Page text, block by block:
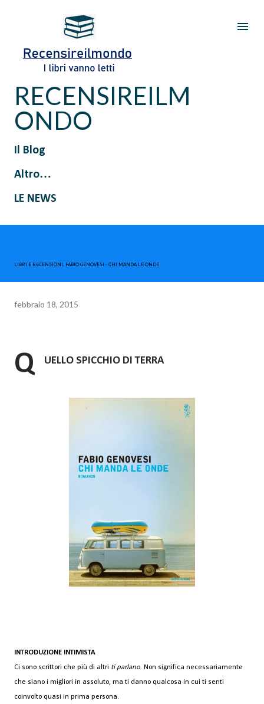
Passa ai contenuti principali
RECENSIREILM
ONDO
Il Blog
Altro…
LE NEWS
LIBRI E RECENSIONI. FABIO GENOVESI - CHI MANDA LE ONDE
febbraio 18, 2015
Q UELLO SPICCHIO DI TERRA
INTRODUZIONE INTIMISTA
Ci sono scrittori che più di altri ti parlano. Non significa necessariamente
che siano i migliori in assoluto, ma ti danno qualcosa in cui ti senti
coinvolto quasi in prima persona.